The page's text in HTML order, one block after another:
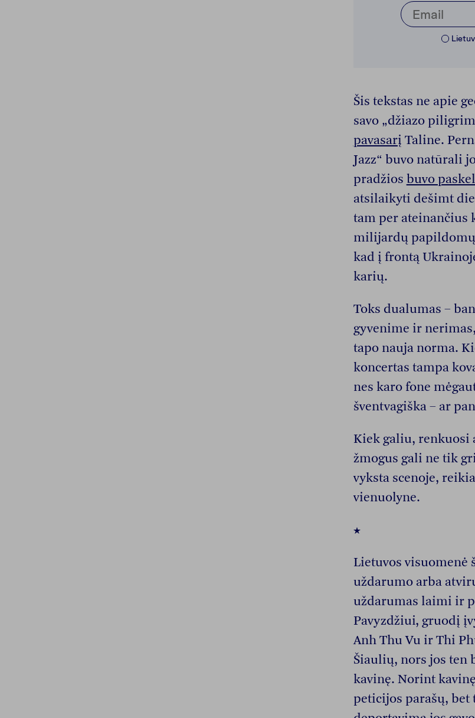
Šis tekstas ne apie
savo „džiazo
pavasarį Taline.
Jazz“ buvo natūrali
pradžios buvo
atsilaikyti dešimt
tam per
milijardų papildomų
kad į frontą
karių.
Toks dualumas –
gyvenime ir
tapo nauja norma.
koncertas tampa
nes karo fone
šventvagiška – ar
Kiek galiu,
žmogus gali ne tik
vyksta scenoje,
vienuolyne.
★
Lietuvos
uždarumo arba
uždarumas laimi ir
Pavyzdžiui, gruodį
Anh Thu Vu ir Thi
Šiaulių, nors jos ten
kavinę. Norint
peticijos parašų,